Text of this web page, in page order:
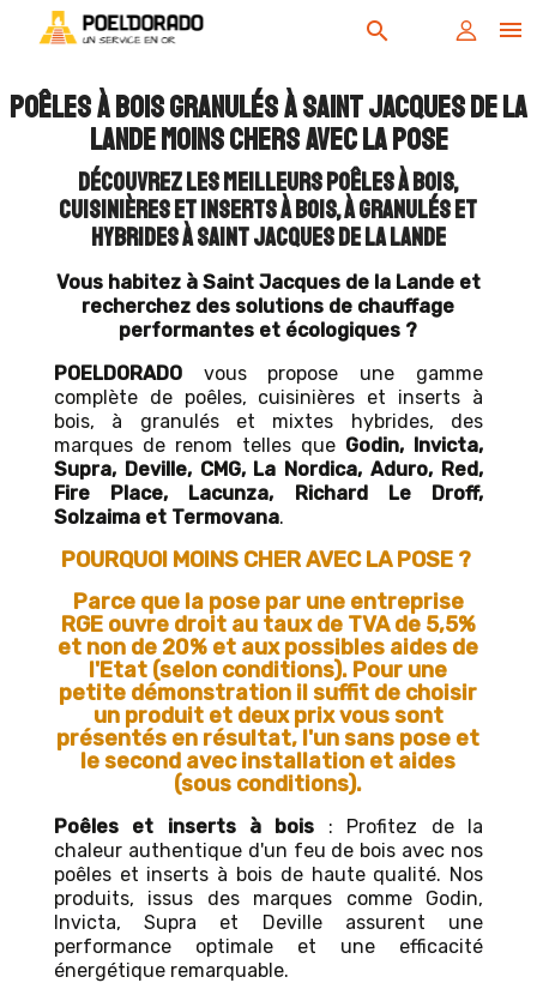

search
Poêles à bois granulés à Saint Jacques de la
Lande moins chers avec la pose
Découvrez les meilleurs poêles à bois,
cuisinières et inserts à bois, à granulés et
hybrides à Saint Jacques de la Lande
Vous habitez à Saint Jacques de la Lande et
recherchez des solutions de chauffage
performantes et écologiques ?
POELDORADOvous propose une gamme
complète de poêles, cuisinières et inserts à
bois, à granulés et mixtes hybrides, des
marques de renom telles que Godin, Invicta,
Supra, Deville, CMG, La Nordica, Aduro, Red,
Fire Place, Lacunza, Richard Le Droff,
Solzaima et Termovana.
POURQUOI MOINS CHER AVEC LA POSE ?
Parce que la pose par une entreprise
RGE ouvre droit au taux de TVA de 5,5%
et non de 20% et aux possibles aides de
l'Etat (selon conditions). Pour une
petite démonstration il suffit de choisir
un produit et deux prix vous sont
présentés en résultat, l'un sans pose et
le second avec installation et aides
(sous conditions).
Poêles et inserts à bois : Profitez de la
chaleur authentique d'un feu de bois avec nos
poêles et inserts à bois de haute qualité. Nos
produits, issus des marques comme Godin,
Invicta, Supra et Deville assurent une
performance optimale et une efficacité
énergétique remarquable.